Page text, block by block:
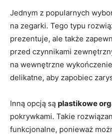
Jednym​ z⁢ popularnych
na zegarki. Tego typu
prezentuje, ale także
przed czynnikami
na wewnętrzne
delikatne, aby zapobiec
Inną opcją są plastikowe‌
pokrywkami. Takie
funkcjonalne, ponieważ